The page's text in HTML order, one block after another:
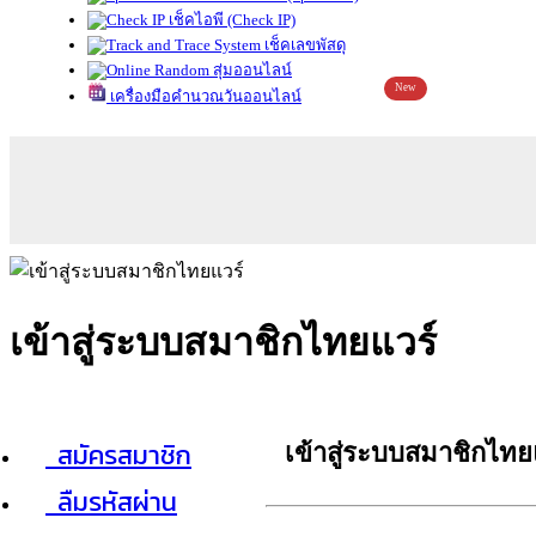
เช็คไอพี (Check IP)
เช็คเลขพัสดุ
สุ่มออนไลน์
เครื่องมือคำนวณวันออนไลน์
New
เข้าสู่ระบบสมาชิกไทยแวร์
สมัครสมาชิก
ลืมรหัสผ่าน
เข้าสู่ระบบสมาชิกไท